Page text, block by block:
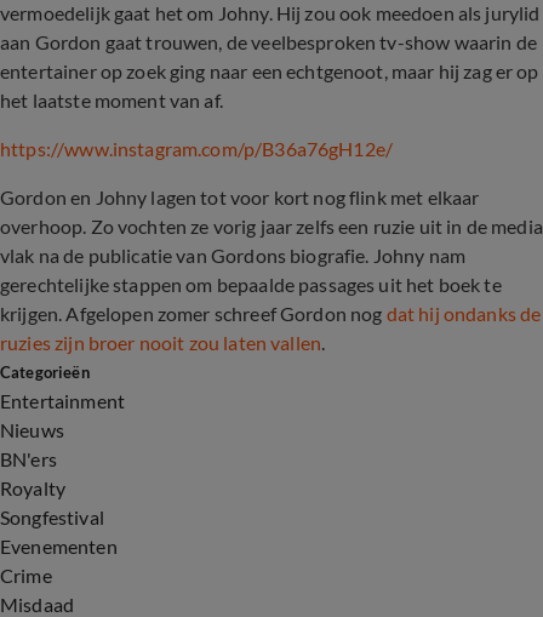
vermoedelijk gaat het om Johny. Hij zou ook meedoen als jurylid
aan Gordon gaat trouwen, de veelbesproken tv-show waarin de
entertainer op zoek ging naar een echtgenoot, maar hij zag er op
het laatste moment van af.
https://www.instagram.com/p/B36a76gH12e/
Gordon en Johny lagen tot voor kort nog flink met elkaar
overhoop. Zo vochten ze vorig jaar zelfs een ruzie uit in de media
vlak na de publicatie van Gordons biografie. Johny nam
gerechtelijke stappen om bepaalde passages uit het boek te
krijgen. Afgelopen zomer schreef Gordon nog dat hij ondanks de
ruzies zijn broer nooit zou laten vallen.
Categorieën
Entertainment
Nieuws
BN'ers
Royalty
Songfestival
Evenementen
Crime
Misdaad